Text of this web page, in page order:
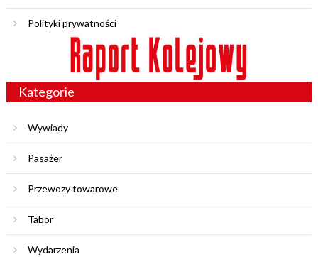
Polityki prywatności
Kategorie
Wywiady
Pasażer
Przewozy towarowe
Tabor
Wydarzenia